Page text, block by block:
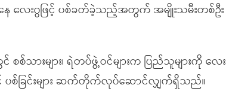
လေးဂွဖြင့် ပစ်ခတ်ခဲ့သည့်အတွက် အမျိုးသမီးတစ်ဦး
စ်သားများ၊ ရဲတပ်ဖွဲ့ဝင်များက ပြည်သူများကို လေး
ြင့် ပစ်ခြင်းများ ဆက်တိုက်လုပ်ဆောင်လျှက်ရှိသည်။